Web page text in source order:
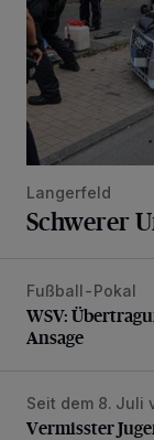
Langerfeld
Schwerer
WSV:
Fußball-Pokal
WSV:
Ansage
Vermisster
Seit dem 8. Juli
Vermisster